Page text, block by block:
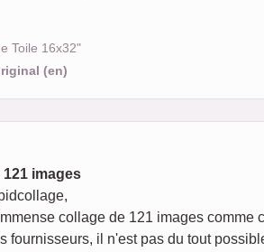
Toile 16x32"
(en)
images
collage de 121 images
fournisseurs, il n'est pas du tout